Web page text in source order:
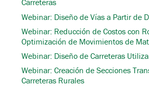
Carreteras
Webinar: Diseño de Vías a Partir de
Webinar: Reducción de Costos con
Optimización de Movimientos de
Webinar: Diseño de Carreteras
Webinar: Creación de Secciones
Carreteras Rurales